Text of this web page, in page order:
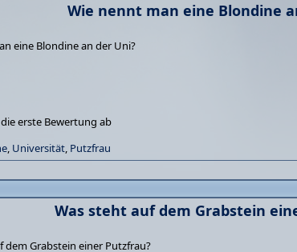
Wie nennt man eine Blondine
eine Blondine an der Uni?
erste Bewertung ab
, Universität, Putzfrau
Was steht auf dem Grabstein
dem Grabstein einer Putzfrau?